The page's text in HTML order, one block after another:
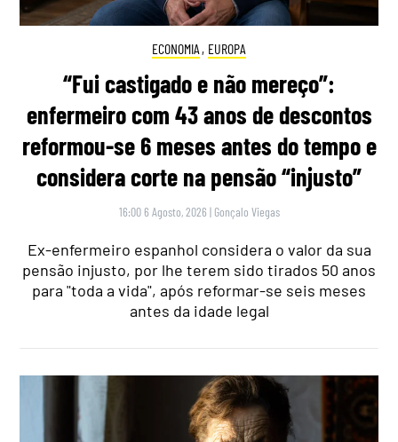
ECONOMIA , EUROPA
“Fui castigado e não mereço”:
enfermeiro com 43 anos de descontos
reformou-se 6 meses antes do tempo e
considera corte na pensão “injusto”
16:00 6 Agosto, 2026 | Gonçalo Viegas
Ex-enfermeiro espanhol considera o valor da sua
pensão injusto, por lhe terem sido tirados 50 anos
para "toda a vida", após reformar-se seis meses
antes da idade legal